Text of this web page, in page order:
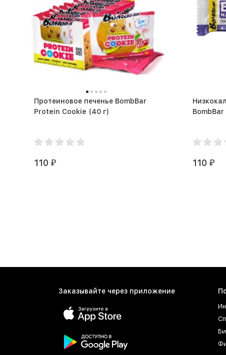
Протеиновое печенье BombBar
Protein Cookie (40 г)
110 ₽ 110 ₽
Заказывайте через приложение